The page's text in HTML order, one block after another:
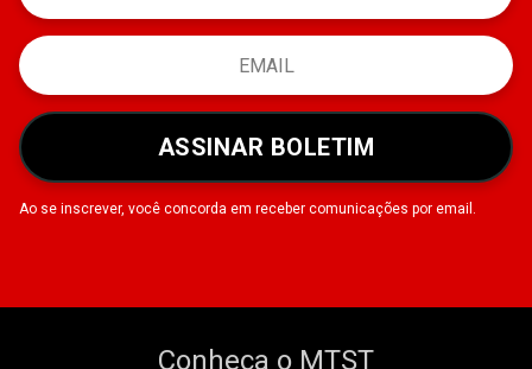
ASSINAR BOLETIM
Ao se inscrever, você concorda em receber comunicações por email.
Conheça o MTST